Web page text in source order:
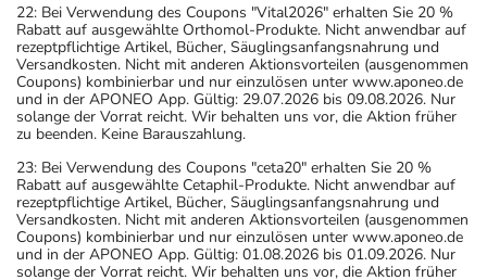
22: Bei Verwendung des Coupons "Vital2026" erhalten Sie 20 %
Rabatt auf ausgewählte Orthomol-Produkte. Nicht anwendbar auf
rezeptpflichtige Artikel, Bücher, Säuglingsanfangsnahrung und
Versandkosten. Nicht mit anderen Aktionsvorteilen (ausgenommen
Coupons) kombinierbar und nur einzulösen unter www.aponeo.de
und in der APONEO App. Gültig: 29.07.2026 bis 09.08.2026. Nur
solange der Vorrat reicht. Wir behalten uns vor, die Aktion früher
zu beenden. Keine Barauszahlung.
23: Bei Verwendung des Coupons "ceta20" erhalten Sie 20 %
Rabatt auf ausgewählte Cetaphil-Produkte. Nicht anwendbar auf
rezeptpflichtige Artikel, Bücher, Säuglingsanfangsnahrung und
Versandkosten. Nicht mit anderen Aktionsvorteilen (ausgenommen
Coupons) kombinierbar und nur einzulösen unter www.aponeo.de
und in der APONEO App. Gültig: 01.08.2026 bis 01.09.2026. Nur
solange der Vorrat reicht. Wir behalten uns vor, die Aktion früher